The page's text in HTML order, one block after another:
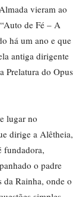
vieram ao
de Fé – A
há um ano e que
antiga dirigente
Prelatura do Opus
lugar no
dirige a Alêtheia,
fundadora,
o padre
da Rainha, onde o